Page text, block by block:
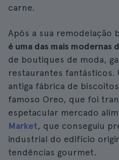
carne.
Após a sua remodelação
é uma das mais modernas
de boutiques de moda,
restaurantes fantásticos.
antiga fábrica de
famoso Oreo, que foi
espetacular mercado
Market, que conseguiu
industrial do edifício
tendências gourmet.